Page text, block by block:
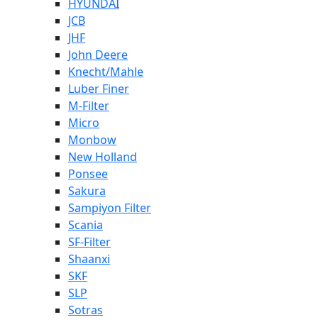
HYUNDAI
JCB
JHF
John Deere
Knecht/Mahle
Luber Finer
M-Filter
Micro
Monbow
New Holland
Ponsee
Sakura
Sampiyon Filter
Scania
SF-Filter
Shaanxi
SKF
SLP
Sotras